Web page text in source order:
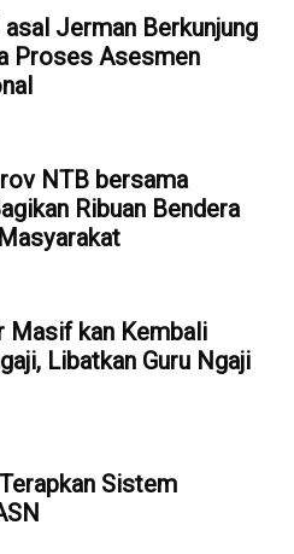
Jerman Berkunjung
Proses Asesmen
NTB bersama
Ribuan Bendera
Masif kan Kembali
Libatkan Guru Ngaji
Sistem